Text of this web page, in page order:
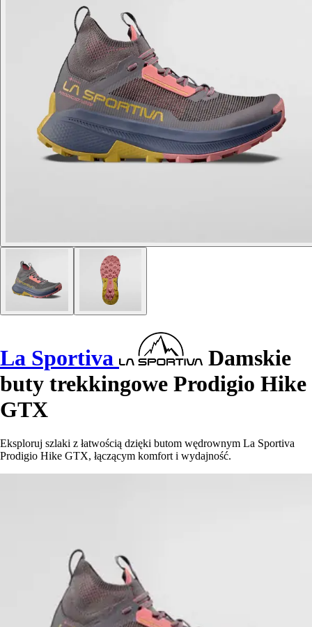
La Sportiva
Damskie
buty trekkingowe Prodigio Hike
GTX
Eksploruj szlaki z łatwością dzięki butom wędrownym La Sportiva
Prodigio Hike GTX, łączącym komfort i wydajność.